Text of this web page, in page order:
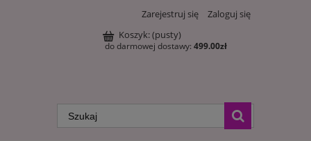
Zarejestruj się
Zaloguj się
Koszyk:(pusty)
do darmowej dostawy: 499.00zł